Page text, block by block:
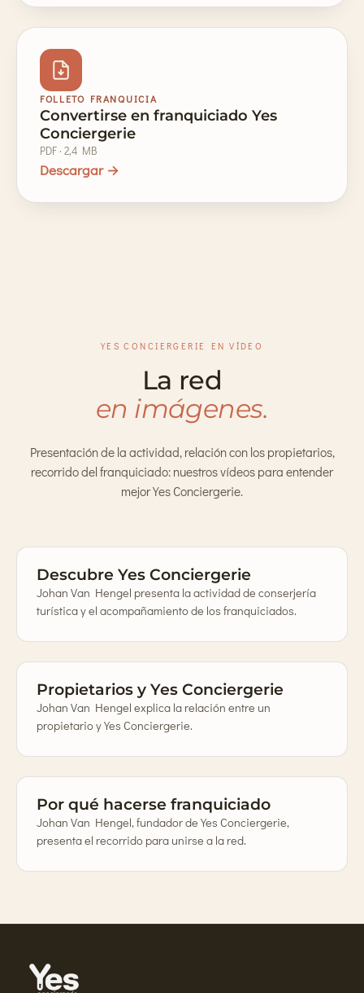
FOLLETO FRANQUICIA
Convertirse en franquiciado Yes
Conciergerie
PDF · 2,4 MB
Descargar →
YES CONCIERGERIE EN VÍDEO
La red
en imágenes.
Presentación de la actividad, relación con los propietarios,
recorrido del franquiciado: nuestros vídeos para entender
mejor Yes Conciergerie.
Descubre Yes Conciergerie
Johan Van Hengel presenta la actividad de conserjería
turística y el acompañamiento de los franquiciados.
Propietarios y Yes Conciergerie
Johan Van Hengel explica la relación entre un
propietario y Yes Conciergerie.
Por qué hacerse franquiciado
Johan Van Hengel, fundador de Yes Conciergerie,
presenta el recorrido para unirse a la red.